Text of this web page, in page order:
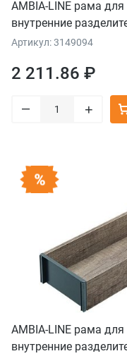
AMBIA-LINE рама
внутренние
ширина=242 мм, дуб
Артикул: 3149094
2 211.86 ₽
– +
AMBIA-LINE рама
внутренние